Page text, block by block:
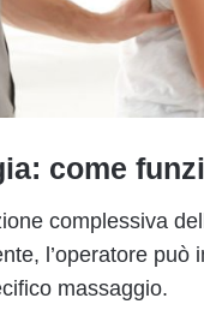
come
complessiva
l’operatore può
massaggio.